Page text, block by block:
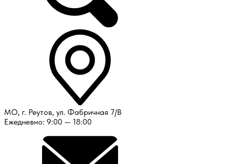
МО, г. Реутов, ул. Фабричная 7/В
Ежедневно: 9:00 — 18:00